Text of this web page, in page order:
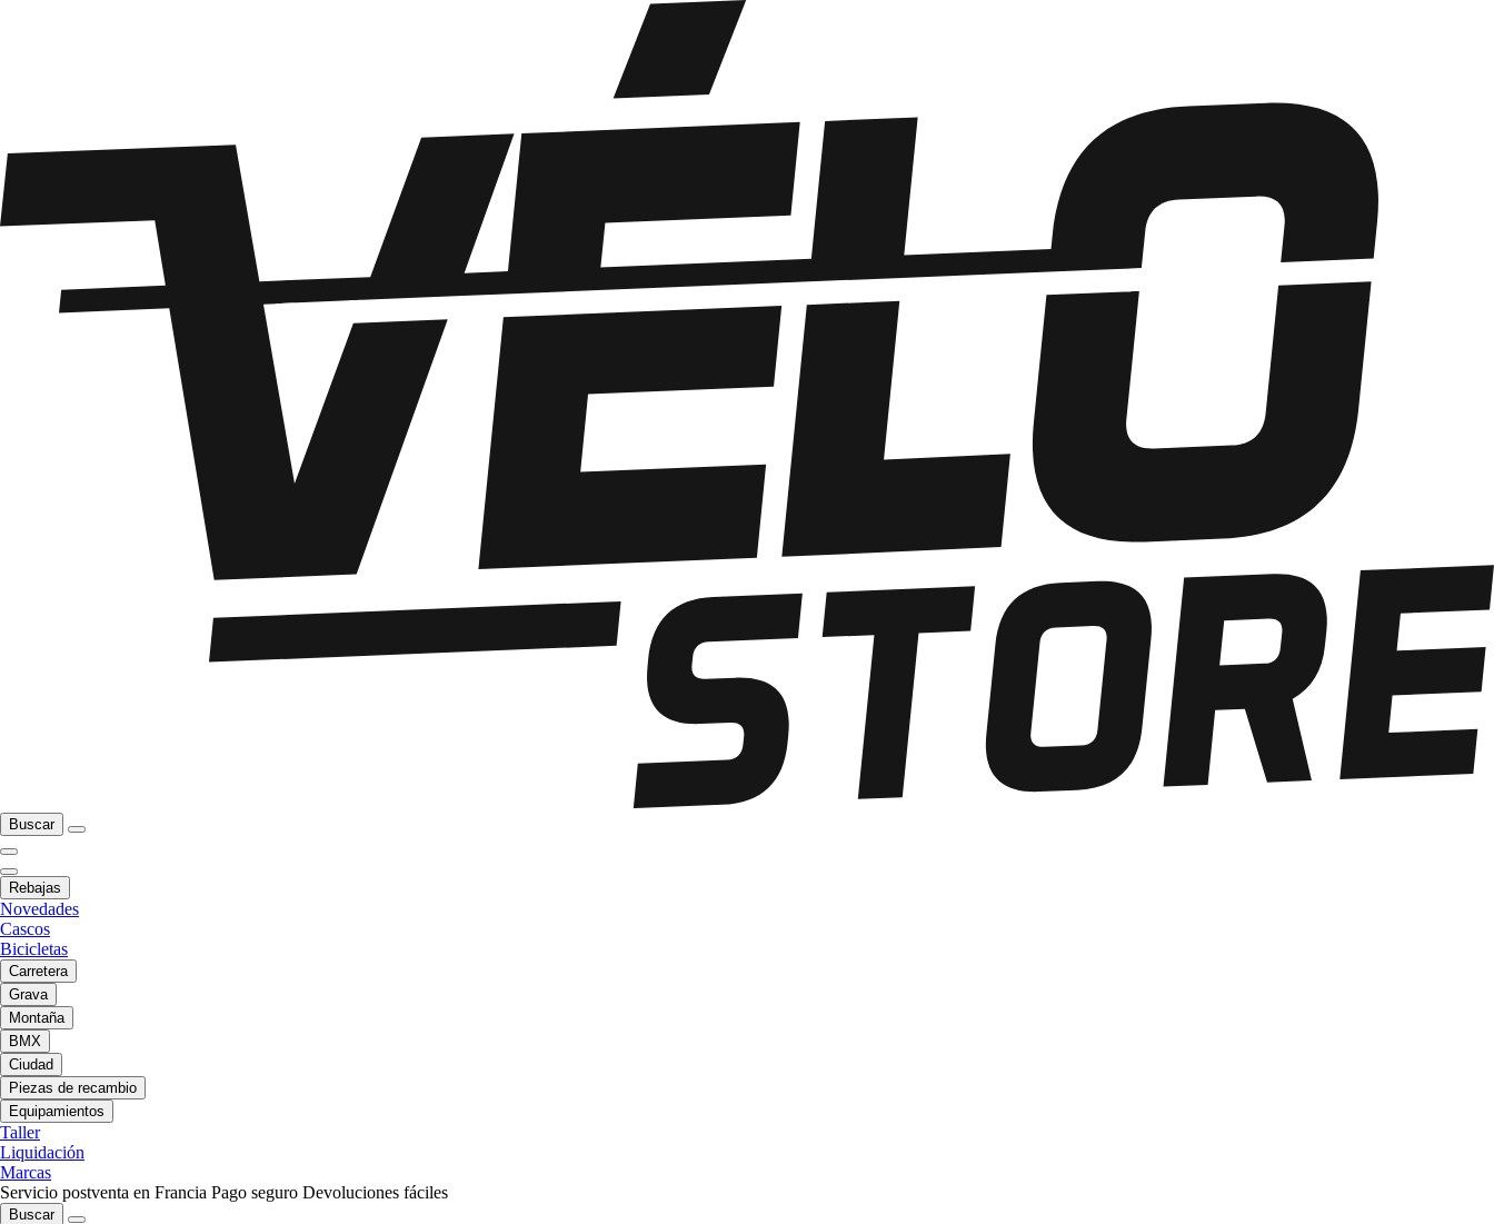
Buscar
Rebajas
Novedades
Cascos
Bicicletas
Carretera
Grava
Montaña
BMX
Ciudad
Piezas de recambio
Equipamientos
Taller
Liquidación
Marcas
Servicio postventa en Francia Pago seguro Devoluciones fáciles
Buscar